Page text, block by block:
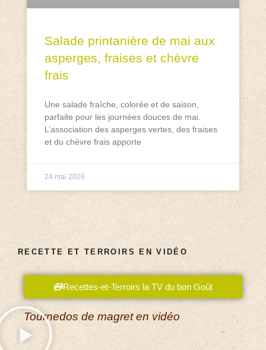
Salade printanière de mai aux
asperges, fraises et chèvre
frais
Une salade fraîche, colorée et de saison,
parfaite pour les journées douces de mai.
L’association des asperges vertes, des fraises
et du chèvre frais apporte
24 mai 2026
RECETTE ET TERROIRS EN VIDÉO
Recettes-et-Terroirs la TV du bon Goût
Tournedos de magret en vidéo